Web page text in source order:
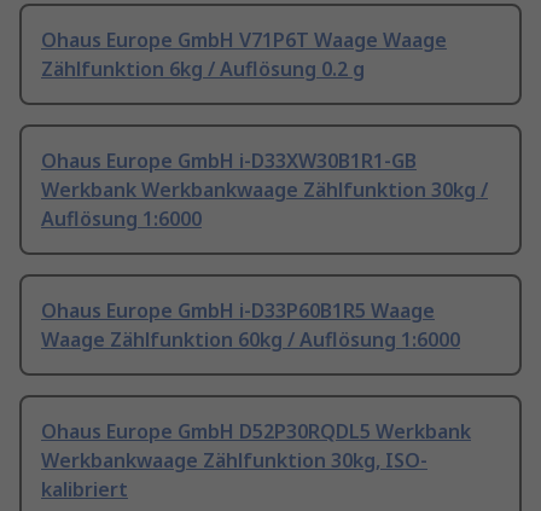
Ohaus Europe GmbH V71P6T Waage Waage
Zählfunktion 6kg / Auflösung 0.2 g
Ohaus Europe GmbH i-D33XW30B1R1-GB
Werkbank Werkbankwaage Zählfunktion 30kg /
Auflösung 1:6000
Ohaus Europe GmbH i-D33P60B1R5 Waage
Waage Zählfunktion 60kg / Auflösung 1:6000
Ohaus Europe GmbH D52P30RQDL5 Werkbank
Werkbankwaage Zählfunktion 30kg, ISO-
kalibriert